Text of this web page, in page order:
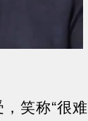
笑称“很难